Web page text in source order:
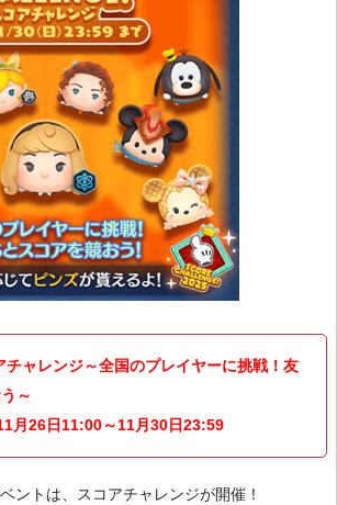
チャレンジ～全国のプレイヤーに挑戦！友
～
月26日11:00～11月30日23:59
ントは、スコアチャレンジが開催！